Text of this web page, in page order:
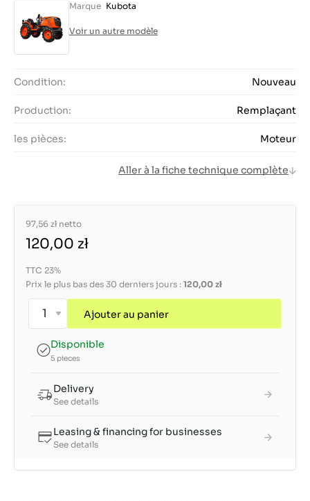
Marque Kubota
Voir un autre modèle
Condition: Nouveau
Production: Remplaçant
les pièces: Moteur
Aller à la fiche technique complète
97,56 zł netto
120,00 zł
TTC 23%
Prix le plus bas des 30 derniers jours : 120,00 zł
Ajouter au panier
Disponible
5 pieces
Delivery
See details
Leasing & financing for businesses
See details